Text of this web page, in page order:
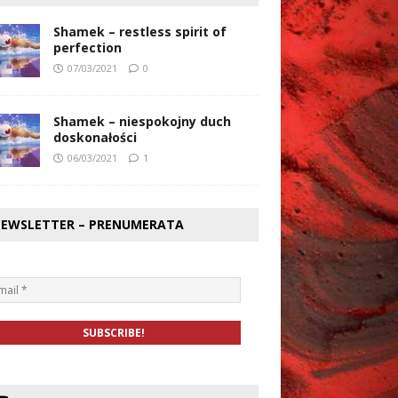
Shamek – restless spirit of
perfection
07/03/2021 0
Shamek – niespokojny duch
doskonałości
06/03/2021 1
– PRENUMERATA